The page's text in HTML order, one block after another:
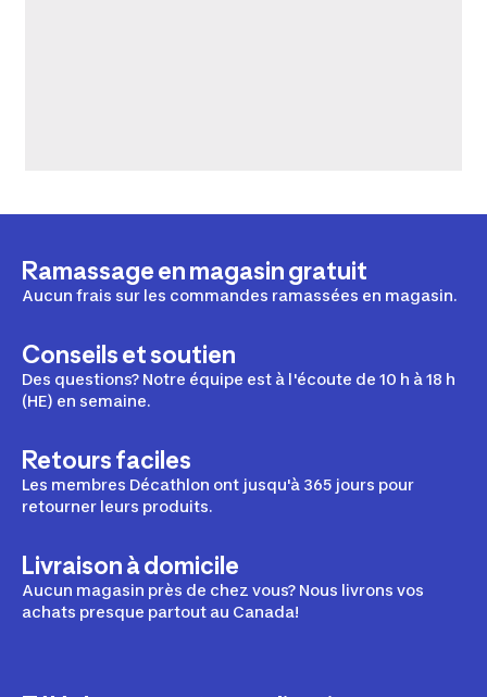
Ramassage en magasin gratuit
Aucun frais sur les commandes ramassées en magasin.
Conseils et soutien
Des questions? Notre équipe est à l'écoute de 10 h à 18 h
(HE) en semaine.
Retours faciles
Les membres Décathlon ont jusqu'à 365 jours pour
retourner leurs produits.
Livraison à domicile
Aucun magasin près de chez vous? Nous livrons vos
achats presque partout au Canada!